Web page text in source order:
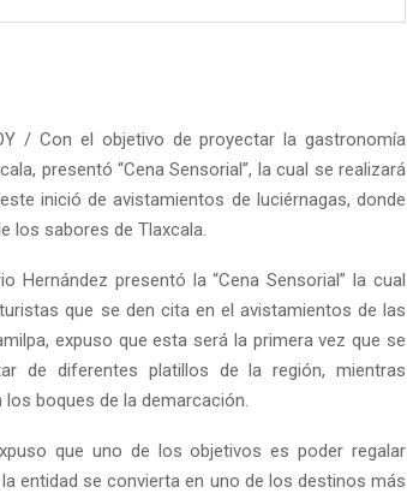
/ Con el objetivo de proyectar la gastronomía
presentó “Cena Sensorial”, la cual se realizará
inició de avistamientos de luciérnagas, donde
los sabores de Tlaxcala.
Hernández presentó la “Cena Sensorial” la cual
que se den cita en el avistamientos de las
expuso que esta será la primera vez que se
de diferentes platillos de la región, mientras
boques de la demarcación.
que uno de los objetivos es poder regalar
entidad se convierta en uno de los destinos más